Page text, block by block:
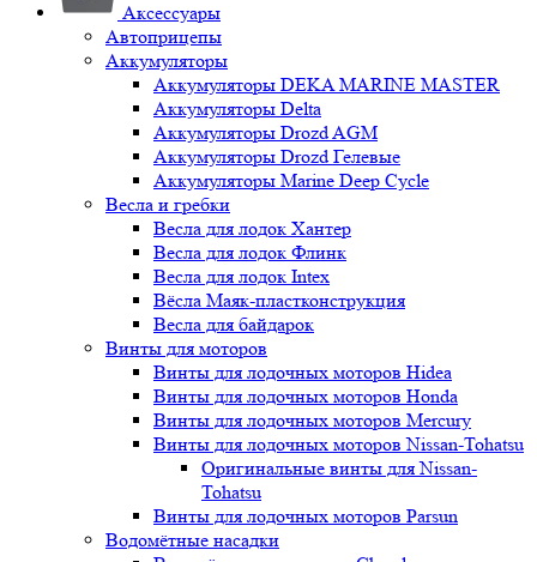
Аксессуары
Автоприцепы
Аккумуляторы
Аккумуляторы DEKA MARINE MASTER
Аккумуляторы Delta
Аккумуляторы Drozd AGM
Аккумуляторы Drozd Гелевые
Аккумуляторы Marine Deep Cycle
Весла и гребки
Весла для лодок Хантер
Весла для лодок Флинк
Весла для лодок Intex
Вёсла Маяк-пластконструкция
Весла для байдарок
Винты для моторов
Винты для лодочных моторов Hidea
Винты для лодочных моторов Honda
Винты для лодочных моторов Mercury
Винты для лодочных моторов Nissan-Tohatsu
Оригинальные винты для Nissan-
Tohatsu
Винты для лодочных моторов Parsun
Водомётные насадки